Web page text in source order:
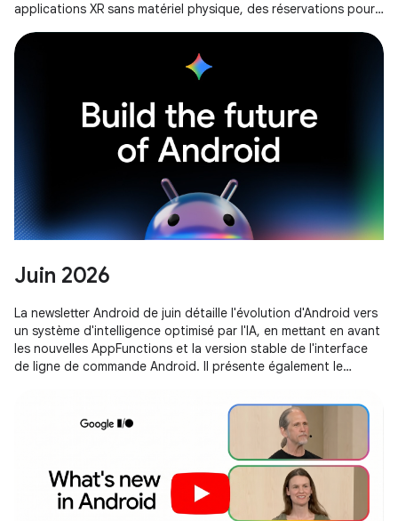
applications XR sans matériel physique, des réservations pour
programme Android XR Developer Catalyst.
Juin 2026
La newsletter Android de juin détaille l'évolution d'Android vers
un système d'intelligence optimisé par l'IA, en mettant en avant
les nouvelles AppFunctions et la version stable de l'interface
de ligne de commande Android. Il présente également le
Google AI Studio et les stratégies d'optimisation de la
mémoire pour Android 17.